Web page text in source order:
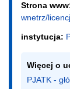
Strona
wnetrz/
instytucja:
Więcej o
PJATK -